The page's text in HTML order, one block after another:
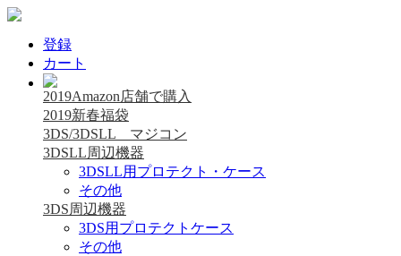
登録
カート
2019Amazon店舗で購入
2019新春福袋
3DS/3DSLL マジコン
3DSLL周辺機器
3DSLL用プロテクト・ケース
その他
3DS周辺機器
3DS用プロテクトケース
その他